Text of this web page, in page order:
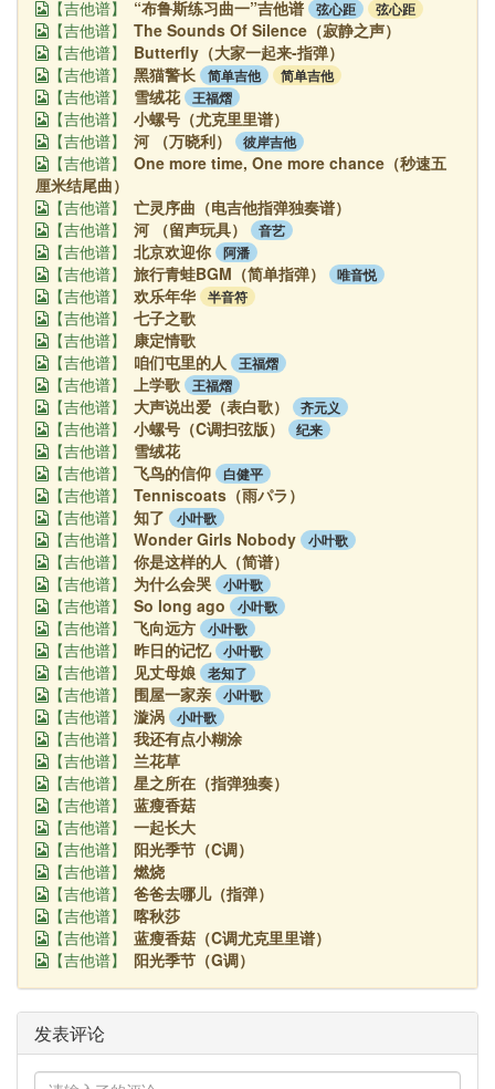
【吉他谱】 “布鲁斯练习曲一”吉他谱 弦心距 弦心距
【吉他谱】 The Sounds Of Silence（寂静之声）
【吉他谱】 Butterfly（大家一起来-指弹）
【吉他谱】 黑猫警长 简单吉他 简单吉他
【吉他谱】 雪绒花 王福熠
【吉他谱】 小螺号（尤克里里谱）
【吉他谱】 河 （万晓利） 彼岸吉他
【吉他谱】
One more time, One more chance（秒速五
厘米结尾曲）
【吉他谱】 亡灵序曲（电吉他指弹独奏谱）
【吉他谱】 河 （留声玩具） 音艺
【吉他谱】 北京欢迎你 阿潘
【吉他谱】 旅行青蛙BGM（简单指弹） 唯音悦
【吉他谱】 欢乐年华 半音符
【吉他谱】 七子之歌
【吉他谱】 康定情歌
【吉他谱】 咱们屯里的人 王福熠
【吉他谱】 上学歌 王福熠
【吉他谱】 大声说出爱（表白歌） 齐元义
【吉他谱】 小螺号（C调扫弦版） 纪来
【吉他谱】 雪绒花
【吉他谱】 飞鸟的信仰 白健平
【吉他谱】 Tenniscoats（雨パラ）
【吉他谱】 知了 小叶歌
【吉他谱】 Wonder Girls Nobody 小叶歌
【吉他谱】 你是这样的人（简谱）
【吉他谱】 为什么会哭 小叶歌
【吉他谱】 So long ago 小叶歌
【吉他谱】 飞向远方 小叶歌
【吉他谱】 昨日的记忆 小叶歌
【吉他谱】 见丈母娘 老知了
【吉他谱】 围屋一家亲 小叶歌
【吉他谱】 漩涡 小叶歌
【吉他谱】 我还有点小糊涂
【吉他谱】 兰花草
【吉他谱】 星之所在（指弹独奏）
【吉他谱】 蓝瘦香菇
【吉他谱】 一起长大
【吉他谱】 阳光季节（C调）
【吉他谱】 燃烧
【吉他谱】 爸爸去哪儿（指弹）
【吉他谱】 喀秋莎
【吉他谱】 蓝瘦香菇（C调尤克里里谱）
【吉他谱】 阳光季节（G调）
发表评论